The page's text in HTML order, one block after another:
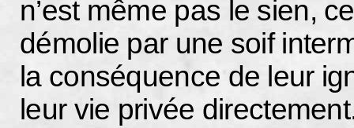
n’est même pas le sien,
démolie par une soif
la conséquence de leur
leur vie privée